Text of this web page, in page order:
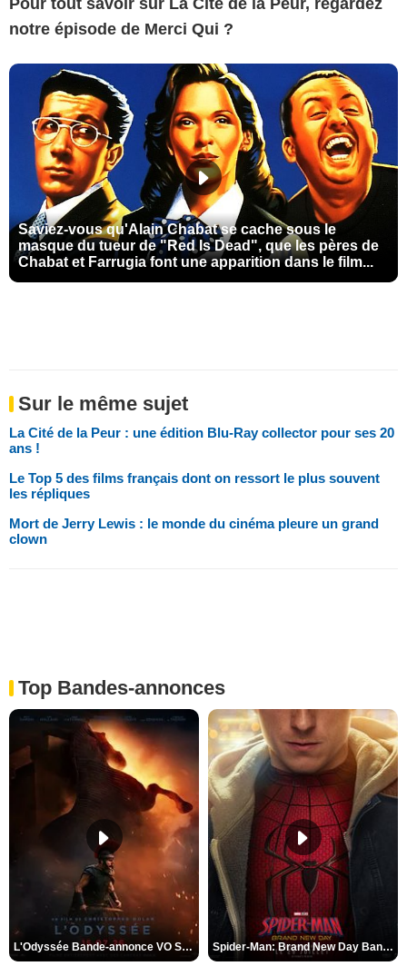
Pour tout savoir sur La Cité de la Peur, regardez
notre épisode de Merci Qui ?
Saviez-vous qu'Alain Chabat se cache sous le
masque du tueur de "Red Is Dead", que les pères de
Chabat et Farrugia font une apparition dans le film...
Sur le même sujet
La Cité de la Peur : une édition Blu-Ray collector pour ses 20
ans !
Le Top 5 des films français dont on ressort le plus souvent
les répliques
Mort de Jerry Lewis : le monde du cinéma pleure un grand
clown
Top Bandes-annonces
L'Odyssée Bande-annonce VO STFR Spider-Man: Brand New Day Bande-annonce VO STFR